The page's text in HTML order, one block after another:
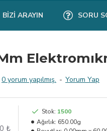
BIZI ARAYIN SORU
0 yorum yapılmış. - Yorum Yap
₺
Stok: 1500
Ağırlık: 650.00g